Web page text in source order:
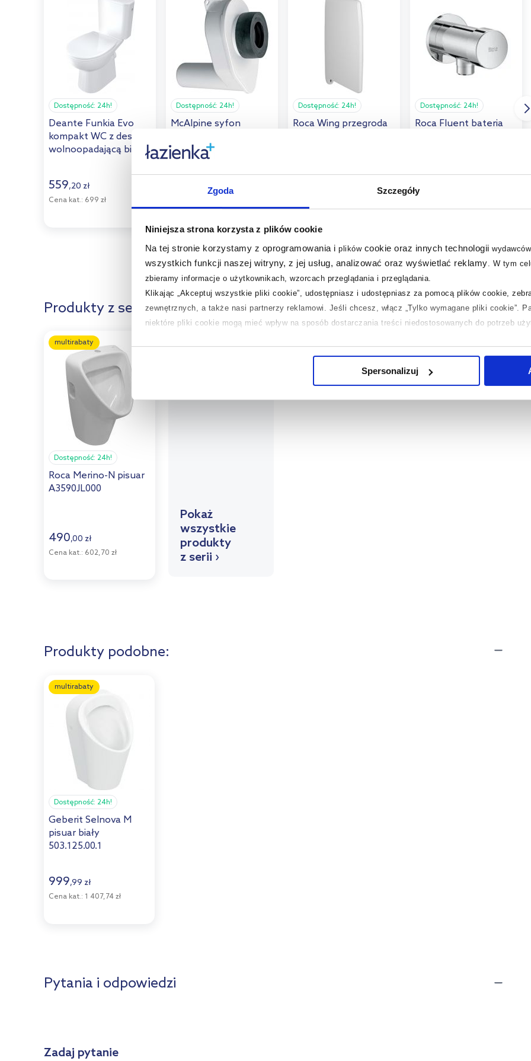
Zgoda Szczegóły
Niniejsza strona korzysta z plików cookie
Na tej stronie korzystamy z oprogramowania i plikówcookie oraz innych technologii wydawców
wszystkich funkcji naszej witryny, z jej usług, analizować oraz wyświetlać reklamy
W tym
zbieramy informacje o użytkownikach, wzorcach przeglądania i przeglądania.
Klikając „Akceptuj wszystkie pliki cookie”, udostępniasz i udostępniasz za pomocą plików cookie,
zewnętrznych, a także nasi partnerzy reklamowi. Jeśli chcesz, włącz „Tylko wymagane pliki cookie”.
niektóre pliki cookie mogą mieć wpływ na sposób dostarczania treści niedostosowanych do potrzeb
na temat plików cookie i tego, dlaczego ich przepisy, przejdź do zakładek „Informacje o plikach
Spersonalizuj
Dostępność: 24h!
Deante Funkia Evo
kompakt WC z deską
wolnoopadającą biały
559,20 zł
Cena kat.: 699 zł
Dostępność: 24h!
McAlpine syfon
UP50
Dostępność: 24h!
Roca Wing przegroda
Dostępność: 24h!
Roca Fluent bateria
565
Produkty z serii:
multirabaty
Dostępność: 24h!
Roca Merino-N pisuar
A3590JL000
490,00 zł
Cena kat.: 602,70 zł
Pokaż
wszystkie
produkty
z serii ›
Produkty podobne:
multirabaty
Dostępność: 24h!
Geberit Selnova M
pisuar biały
503.125.00.1
999,99 zł
Cena kat.: 1 407,74 zł
Pytania i odpowiedzi
Zadaj pytanie